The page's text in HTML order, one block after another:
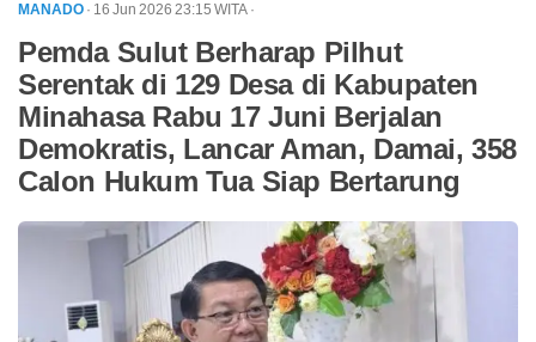
MANADO · 16 Jun 2026 23:15 WITA ·
Pemda Sulut Berharap Pilhut
Serentak di 129 Desa di Kabupaten
Minahasa Rabu 17 Juni Berjalan
Demokratis, Lancar Aman, Damai, 358
Calon Hukum Tua Siap Bertarung